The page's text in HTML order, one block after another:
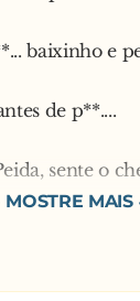
baixinho e
de p**....
sente o
se